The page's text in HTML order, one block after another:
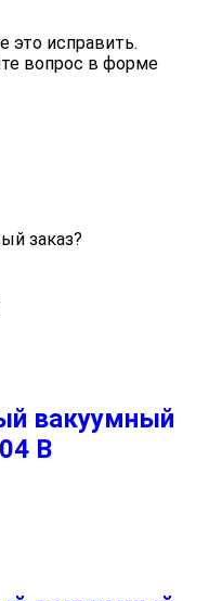
это исправить.
вопрос в форме
заказ?
вакуумный
В